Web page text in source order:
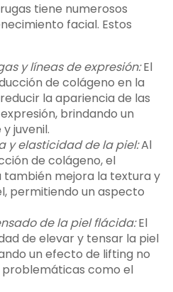
tiene numerosos
facial. Estos
y líneas de expresión:El
de colágeno en la
la apariencia de las
brindando un
juvenil.
y elasticidad de la piel:Al
de colágeno, el
mejora la textura y
permitiendo un aspecto
de la piel flácida:El
de elevar y tensar la piel
un efecto de lifting no
como el